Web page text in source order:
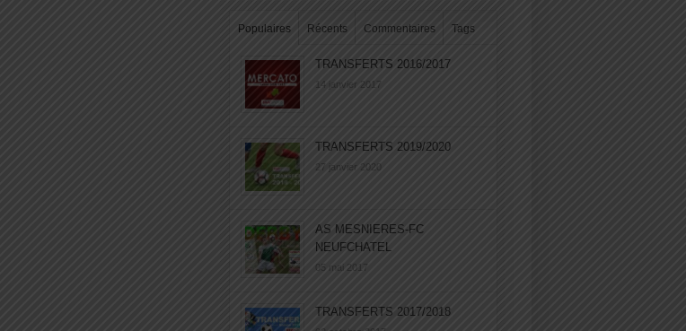
Populaires Récents Commentaires Tags
TRANSFERTS 2016/2017
14 janvier 2017
TRANSFERTS 2019/2020
27 janvier 2020
AS MESNIERES-FC
NEUFCHATEL
05 mai 2017
TRANSFERTS 2017/2018